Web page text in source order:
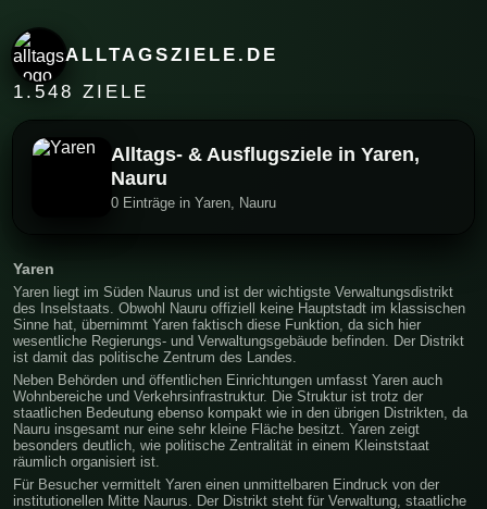
ALLTAGSZIELE.DE
1.548 ZIELE
Alltags- & Ausflugsziele in Yaren,
Nauru
0 Einträge in Yaren, Nauru
Yaren
Yaren liegt im Süden Naurus und ist der wichtigste Verwaltungsdistrikt
des Inselstaats. Obwohl Nauru offiziell keine Hauptstadt im klassischen
Sinne hat, übernimmt Yaren faktisch diese Funktion, da sich hier
wesentliche Regierungs- und Verwaltungsgebäude befinden. Der Distrikt
ist damit das politische Zentrum des Landes.
Neben Behörden und öffentlichen Einrichtungen umfasst Yaren auch
Wohnbereiche und Verkehrsinfrastruktur. Die Struktur ist trotz der
staatlichen Bedeutung ebenso kompakt wie in den übrigen Distrikten, da
Nauru insgesamt nur eine sehr kleine Fläche besitzt. Yaren zeigt
besonders deutlich, wie politische Zentralität in einem Kleinststaat
räumlich organisiert ist.
Für Besucher vermittelt Yaren einen unmittelbaren Eindruck von der
institutionellen Mitte Naurus. Der Distrikt steht für Verwaltung, staatliche